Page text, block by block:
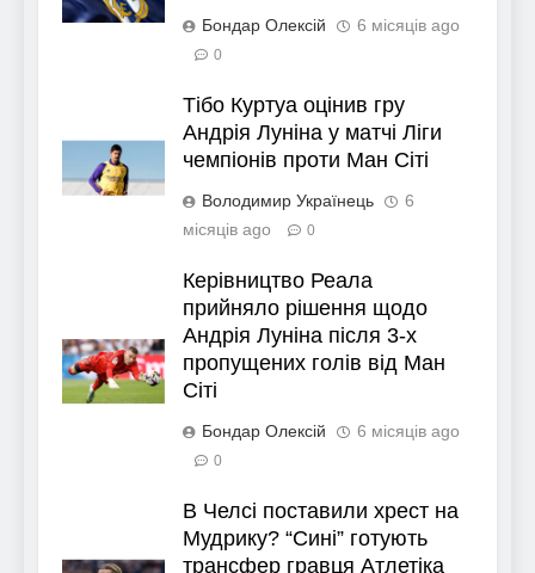
Бондар Олексій 6 місяців ago
0
Тібо Куртуа оцінив гру
Андрія Луніна у матчі Ліги
чемпіонів проти Ман Сіті
Володимир Українець
6
місяців ago
0
Керівництво Реала
прийняло рішення щодо
Андрія Луніна після 3-х
пропущених голів від Ман
Сіті
Бондар Олексій 6 місяців ago
0
В Челсі поставили хрест на
Мудрику? “Сині” готують
трансфер гравця Атлетіка